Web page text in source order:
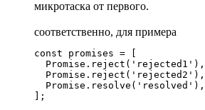
микротаска от первого.
соответственно, для примера
const promises = [
  Promise.reject('rejected1'),
  Promise.reject('rejected2'),
  Promise.resolve('resolved'),
];